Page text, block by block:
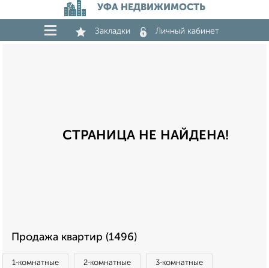
УФА НЕДВИЖИМОСТЬ
Закладки Личный кабинет
СТРАНИЦА НЕ НАЙДЕНА!
Продажа квартир (1496)
1‑комнатные 2‑комнатные 3‑комнатные